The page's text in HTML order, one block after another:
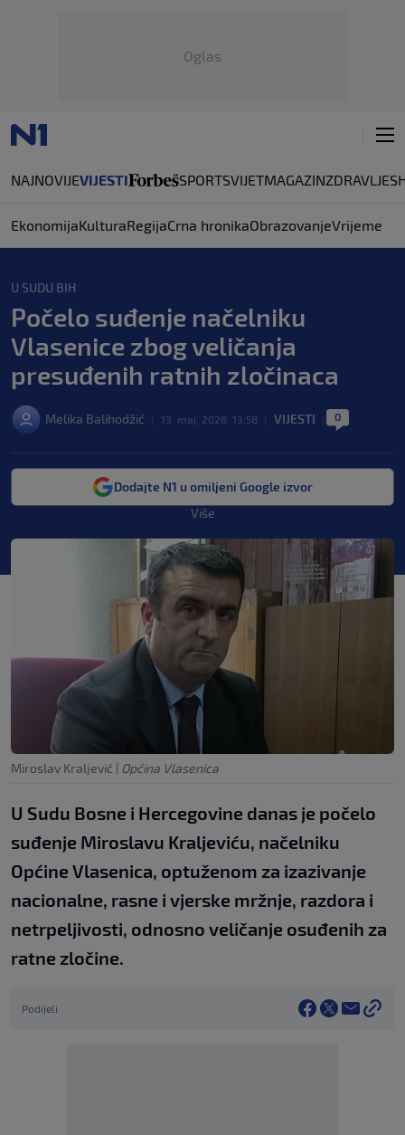
Oglas
NAJNOVIJEVIJESTI SPORTSVIJETMAGAZINZDRAVLJE
EkonomijaKulturaRegijaCrna hronikaObrazovanjeVrijeme
U SUDU BIH
Počelo suđenje načelniku
Vlasenice zbog veličanja
presuđenih ratnih zločinaca
Melika Balihodžić 13. maj. 2026. 13:58 VIJESTI 0
Dodajte N1 u omiljeni Google izvor
Više
Miroslav Kraljević | Općina Vlasenica
U Sudu Bosne i Hercegovine danas je počelo
suđenje Miroslavu Kraljeviću, načelniku
Općine Vlasenica, optuženom za izazivanje
nacionalne, rasne i vjerske mržnje, razdora i
netrpeljivosti, odnosno veličanje osuđenih za
ratne zločine.
Podijeli